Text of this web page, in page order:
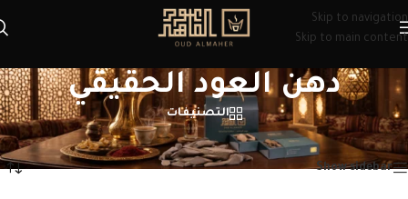
Skip to navigation
Skip to main content
دهن العود الحقيقي
التصنيفات
الرئيسية/منتجات تحت الوسم “دهن العود الحقيقي” عرض ⁦2⁩ من كل النتائج
Show sidebar